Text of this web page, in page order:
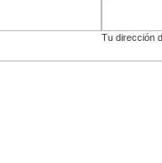
Tu dirección